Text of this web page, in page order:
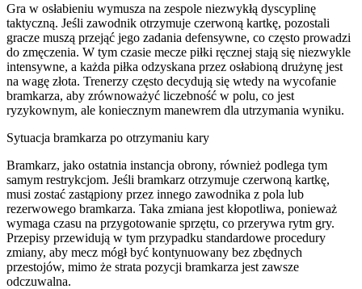
Gra w osłabieniu wymusza na zespole niezwykłą dyscyplinę
taktyczną. Jeśli zawodnik otrzymuje czerwoną kartkę, pozostali
gracze muszą przejąć jego zadania defensywne, co często prowadzi
do zmęczenia. W tym czasie mecze piłki ręcznej stają się niezwykle
intensywne, a każda piłka odzyskana przez osłabioną drużynę jest
na wagę złota. Trenerzy często decydują się wtedy na wycofanie
bramkarza, aby zrównoważyć liczebność w polu, co jest
ryzykownym, ale koniecznym manewrem dla utrzymania wyniku.
Sytuacja bramkarza po otrzymaniu kary
Bramkarz, jako ostatnia instancja obrony, również podlega tym
samym restrykcjom. Jeśli bramkarz otrzymuje czerwoną kartkę,
musi zostać zastąpiony przez innego zawodnika z pola lub
rezerwowego bramkarza. Taka zmiana jest kłopotliwa, ponieważ
wymaga czasu na przygotowanie sprzętu, co przerywa rytm gry.
Przepisy przewidują w tym przypadku standardowe procedury
zmiany, aby mecz mógł być kontynuowany bez zbędnych
przestojów, mimo że strata pozycji bramkarza jest zawsze
odczuwalna.